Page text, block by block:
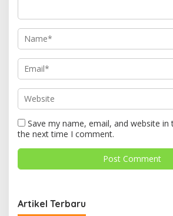
Save my name, email, and website
the next time I comment.
Artikel Terbaru